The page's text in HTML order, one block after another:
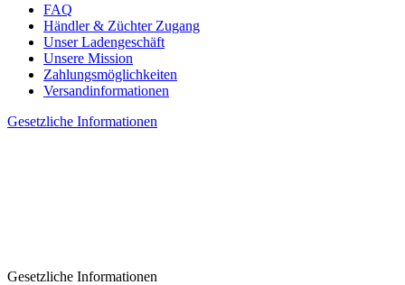
FAQ
Händler & Züchter Zugang
Unser Ladengeschäft
Unsere Mission
Zahlungsmöglichkeiten
Versandinformationen
Gesetzliche Informationen
Gesetzliche Informationen